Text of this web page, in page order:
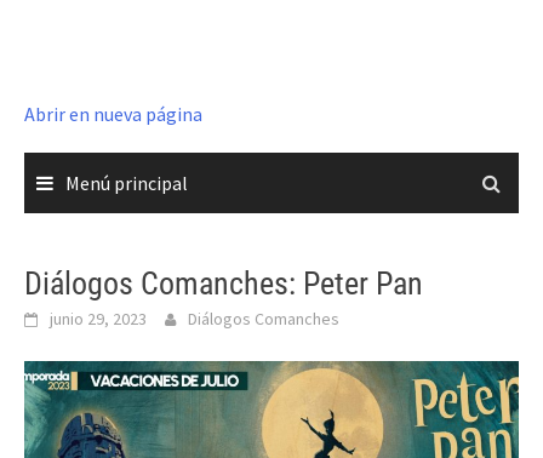
Abrir en nueva página
Menú principal
Diálogos Comanches: Peter Pan
junio 29, 2023 Diálogos Comanches